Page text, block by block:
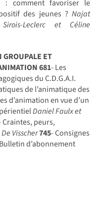
: comment favoriser le
des jeunes ? Najat
Leclerc et Céline
GROUPALE ET
681- Les
du C.D.G.A.I.
de l’animatique des
d’animation en vue d’un
Daniel Faulx et
Craintes, peurs,
Visscher745- Consignes
d’abonnement